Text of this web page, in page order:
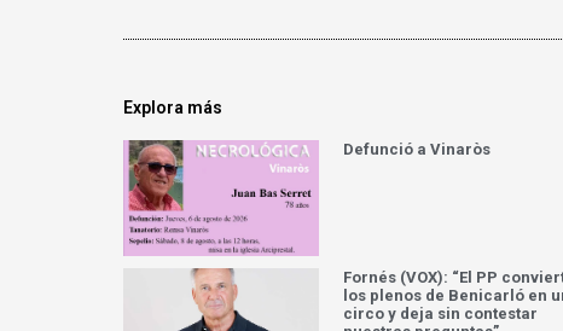
Explora más
Defunció a Vinaròs
Fornés (VOX): “El PP
los plenos de Benicarló en
circo y deja sin contestar